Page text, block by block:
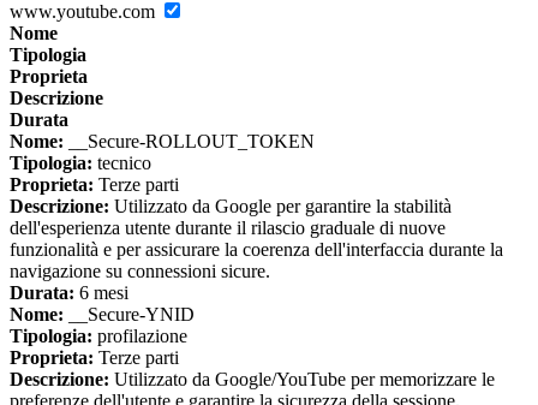
www.youtube.com
Nome
Tipologia
Proprieta
Descrizione
Durata
Nome: __Secure-ROLLOUT_TOKEN
Tipologia: tecnico
Proprieta: Terze parti
Descrizione: Utilizzato da Google per garantire la stabilità
dell'esperienza utente durante il rilascio graduale di nuove
funzionalità e per assicurare la coerenza dell'interfaccia durante la
navigazione su connessioni sicure.
Durata: 6 mesi
Nome: __Secure-YNID
Tipologia: profilazione
Proprieta: Terze parti
Descrizione: Utilizzato da Google/YouTube per memorizzare le